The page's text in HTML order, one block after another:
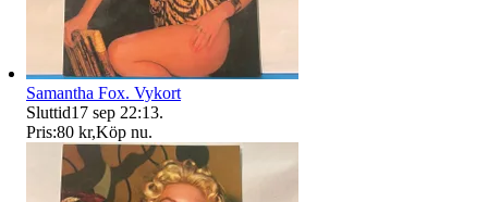
Samantha Fox. Vykort
Sluttid17 sep 22:13.
Pris:80 kr,Köp nu.